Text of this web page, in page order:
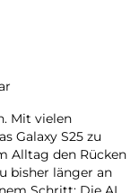
Mit vielen
Galaxy S25 zu
Alltag den Rücken
bisher länger an